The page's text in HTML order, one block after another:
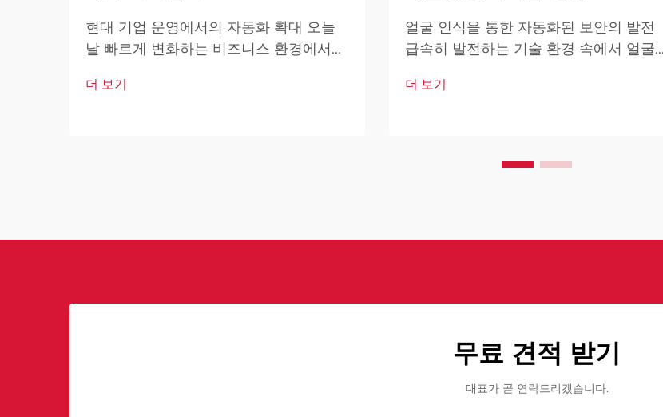
현대 기업 운영에서의 자동화 확대 오늘
날 빠르게 변화하는 비즈니스 환경에서
심 요소가 되고 있습니다. 이러한 고도로
더 보기
얼굴 인식을 통한 자동화된 보안의 발전
급속히 발전하는 기술 환경 속에서 얼굴
로 자리 잡고 있습니다. 이러한 고도로 발
더 보기
무료 견적 받기
대표가 곧 연락드리겠습니다.